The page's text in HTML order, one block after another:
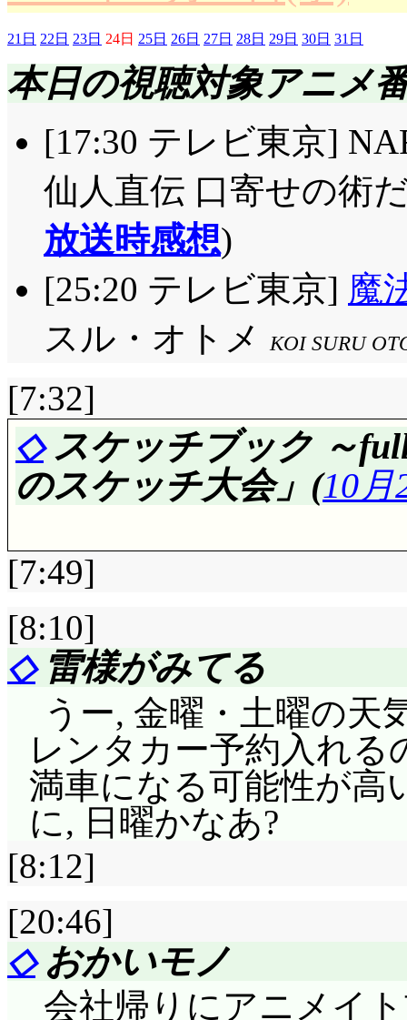
小恋&義之&杏の3人
まくる杏。音姉, もう
ても良かったんじゃ
方だぜ義之ー!」遺さ
れないと思いまーす。
由夢と美夏の借り物
荘(^^;;; 仕組んだの絶
て由夢が引くと → 「
い方は無いのか(^^;;;
し……ってぱんつまで
ー!!」公然猥褻で検挙
お昼は二人きりで食
御邪魔虫はなんぼで
(^^;;; あ, いや, 杉並だ
恋ちゃん, はりきって
そこまでやったら恋
やっちゃうんかい! 杏
る渉がナイス。
ところで, 結局小恋
えないんですが……午
ょうか? 100m走での
て御空の星になりま
に足が着いてないと
ったんですか?(^^;;; い
於いては, 地に足が着
もかく, 瑛理子は私的
いって思えてしまい
うなのか解りません
て昼休みに図書室に
ろ?
結美を誘おうと図書
す(^^;;; そりゃ摩央姉
ら……空手の本とかあ
どかor和泉亜子かー
に口出させてしまい
分で人を誘う, ってち
(私じゃないよ), 必要
やっぱり瑛理子は誘
明良になってしまい
るから, 一輝の方も知
っちに口出してたら
ず今は光一の方に一
に口出して引っかき
導けたんだ。光一の
ただけで(^^;;; まあ結
解散後は自分の恋路?
愛な二人が居て, 全然
そしてこちらは『ま
な二人?
21日 22日 23日 24日 25日 26日 27日 28日 29日 30日 31日
本日の視聴対象アニメ
[17:30 テレビ東京]
仙人直伝 口寄せの術
放送時感想)
[25:20 テレビ東京] 魔
スル・オトメ
KOI SURU
[7:32]
◇スケッチブック ～
のスケッチ大会」(10月
評価……☆☆☆☆(前回比:
類友って前回思った
言われる程の人だっ
愛づる姫はよくあり
らせるってのは流石
「栗原先輩がこんな
った」驚くのそっち
ヨガやってた身体は
春日野先生の車の中
きも好きなの」愛で
[7:49]
[8:10]
◇雷様がみてる
うー, 金曜・土曜の天
レンタカー予約入れ
満車になる可能性が
に, 日曜かなあ?
[8:12]
[20:46]
◇おかいモノ
会社帰りにアニメイ